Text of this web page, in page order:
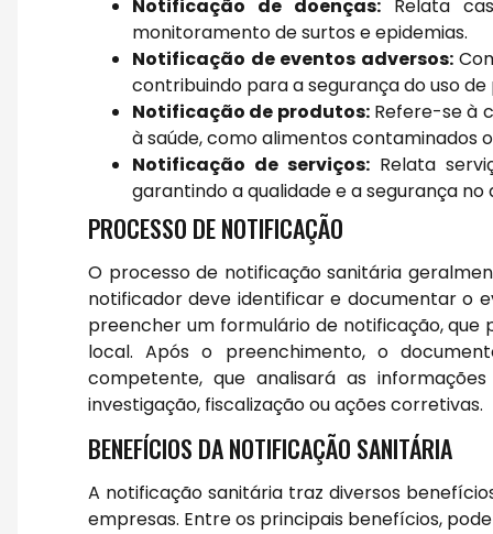
Notificação de doenças:Relata
monitoramento de surtos e epidemias.
Notificação de eventos adversos:
contribuindo para a segurança do uso de
Notificação de produtos:Refere-se à
à saúde, como alimentos contaminados
Notificação de serviços: Relata
garantindo a qualidade e a segurança
PROCESSO DE NOTIFICAÇÃO
O processo de notificação sanitária
notificador deve identificar e documentar o
preencher um formulário de notificação,
local. Após o preenchimento, o
competente, que analisará as
investigação, fiscalização ou ações corretivas.
BENEFÍCIOS DA NOTIFICAÇÃO SANITÁRIA
A notificação sanitária traz diversos
empresas. Entre os principais benefícios,